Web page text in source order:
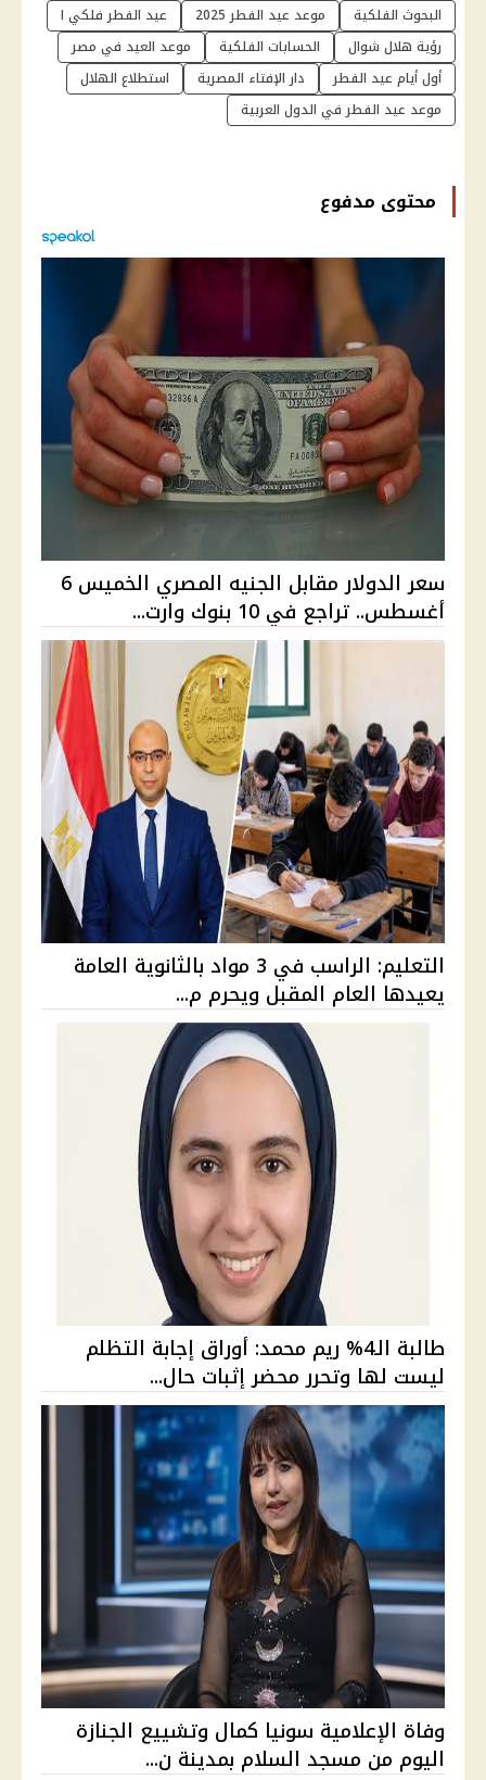
البحوث الفلكية موعد عيد الفطر 2025
عيد الفطر فلكي ا
رؤية هلال شوال
الحسابات الفلكية
موعد العيد في مصر
أول أيام عيد الفطر
دار الإفتاء المصرية
استطلاع الهلال
موعد عيد الفطر في الدول العربية
محتوى مدفوع
سعر الدولار مقابل الجنيه المصري الخميس 6
أغسطس.. تراجع في 10 بنوك وارت...
التعليم: الراسب في 3 مواد بالثانوية العامة
يعيدها العام المقبل ويحرم م...
طالبة الـ4% ريم محمد: أوراق إجابة التظلم
ليست لها وتحرر محضر إثبات حال...
وفاة الإعلامية سونيا كمال وتشييع الجنازة
اليوم من مسجد السلام بمدينة ن...